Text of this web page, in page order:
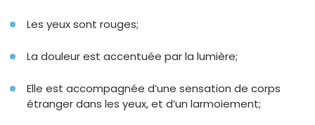
Les yeux sont rouges;
La douleur est accentuée par la lumière;
Elle est accompagnée d’une sensation de corps
étranger dans les yeux, et d’un larmoiement;